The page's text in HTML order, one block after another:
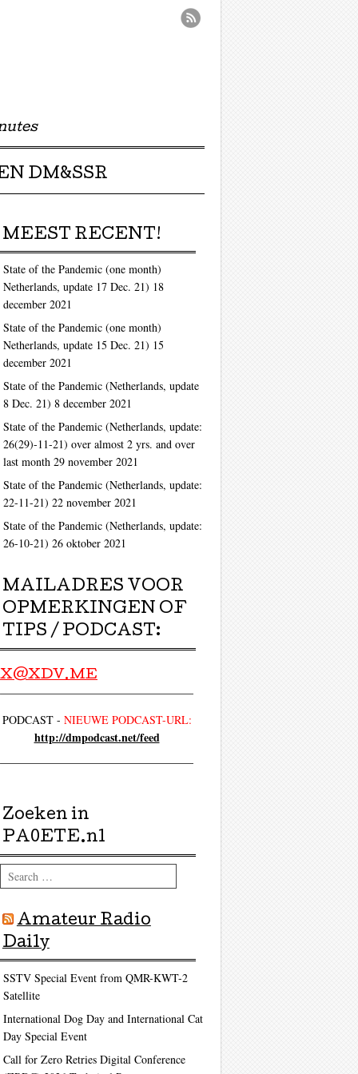
DM&SSR
MEEST RECENT!
State of the Pandemic (one month)
Netherlands, update 17 Dec. 21) 18
december 2021
State of the Pandemic (one month)
Netherlands, update 15 Dec. 21) 15
december 2021
State of the Pandemic (Netherlands, update
8 Dec. 21) 8 december 2021
State of the Pandemic (Netherlands, update:
26(29)-11-21) over almost 2 yrs. and over
last month 29 november 2021
State of the Pandemic (Netherlands, update:
22-11-21) 22 november 2021
State of the Pandemic (Netherlands, update:
26-10-21) 26 oktober 2021
MAILADRES VOOR
OPMERKINGEN OF
TIPS / PODCAST:
X@XDV.ME
PODCAST - NIEUWE PODCAST-URL:
http://dmpodcast.net/feed
Zoeken in
PA0ETE.nl
Search
Amateur Radio
Daily
SSTV Special Event from QMR-KWT-2
Satellite
International Dog Day and International Cat
Day Special Event
Call for Zero Retries Digital Conference